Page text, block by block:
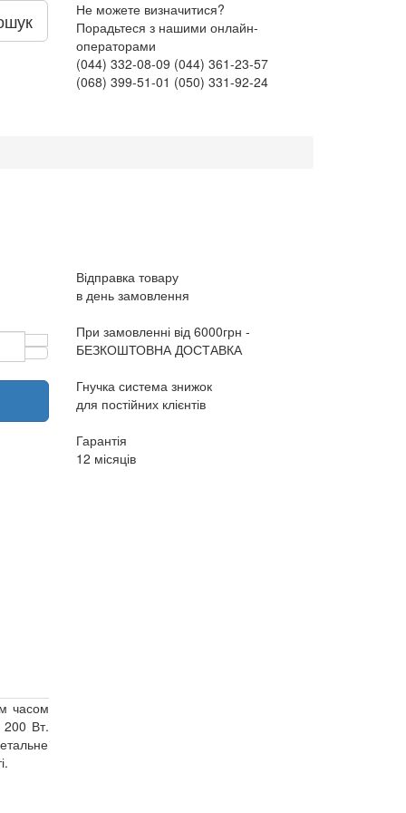
Не можете визначитися?
Порадьтеся з нашими онлайн-
операторами
(044) 332-08-09 (044) 361-23-57
(068) 399-51-01 (050) 331-92-24
часом
200 Вт.
Відправка товару
в день замовлення
При замовленні від 6000грн -
БЕЗКОШТОВНА ДОСТАВКА
Гнучка система знижок
для постійних клієнтів
Гарантія
12 місяців